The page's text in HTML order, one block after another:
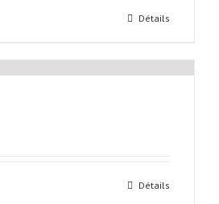
Détails
Détails